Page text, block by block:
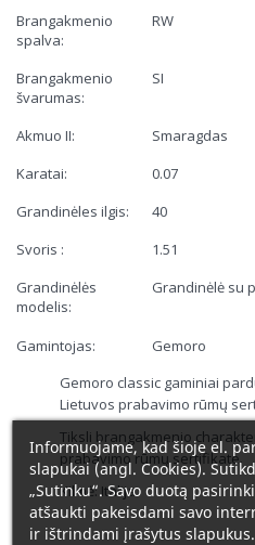
Brangakmenio
spalva:
RW
Brangakmenio
švarumas:
SI
Akmuo II:
Smaragdas
Karatai:
0.07
Grandinėles ilgis:
40
Svoris :
1.51
Grandinėlės
modelis:
Grandinėlė su
Gamintojas:
Gemoro
Gemoro classic gaminiai
Lietuvos prabavimo rūmų
Tiksli brangakmenio
prabavimo rūmų sertifikate.
Kilmė: Italija
Informuojame, kad šioje el.
slapukai (angl. Cookies).
„Sutinku“. Savo duotą
atšaukti pakeisdami savo
ir ištrindami įrašytus slapukus.